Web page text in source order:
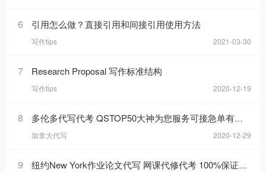
6 引用怎么做？直接引用和间接引用使用方法
写作tips 2021-03-30
7 Research Proposal 写作标准结构
写作tips 2020-12-19
8 多伦多代写代考 QSTOP50大神为您服务可接急单有保障
加拿大代写 2020-12-29
9 纽约New York作业论文代写 网课代修代考 100%保证质量可加急